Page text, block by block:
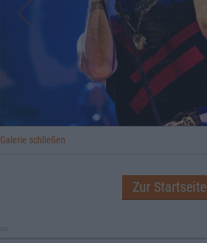
Galerie schließen
Zur Startseite